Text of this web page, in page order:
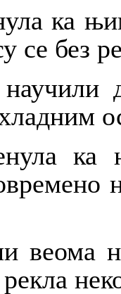
ка
се без
веома
рекла